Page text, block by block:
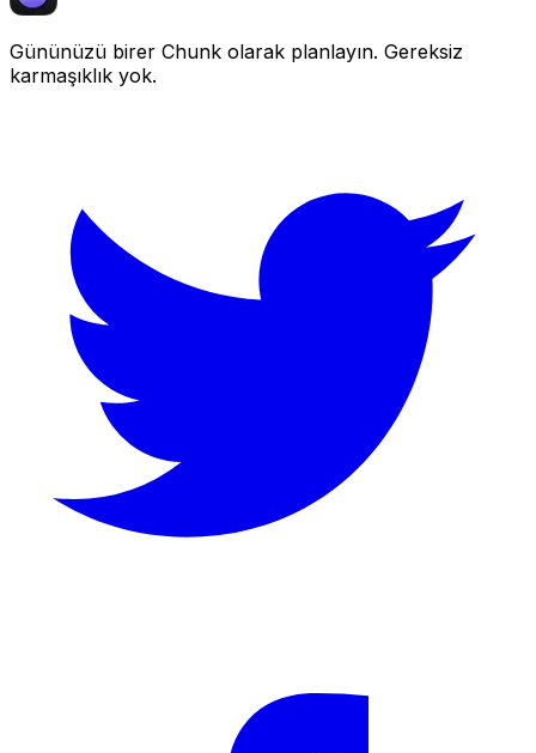
Gününüzü birer Chunk olarak planlayın. Gereksiz
karmaşıklık yok.